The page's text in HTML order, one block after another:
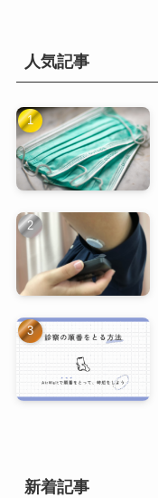
人気記事
新着記事